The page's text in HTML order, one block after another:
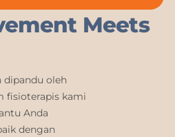
Meets
dipandu oleh
fisioterapis kami
Anda
dengan